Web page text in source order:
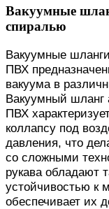
Вакуумные
спиралью
Вакуумные
ПВХ
вакуума в
Вакуумный шланг
ПВХ
коллапсу под
давления, что
со сложными
рукава обладают
устойчивостью к
обеспечивает их